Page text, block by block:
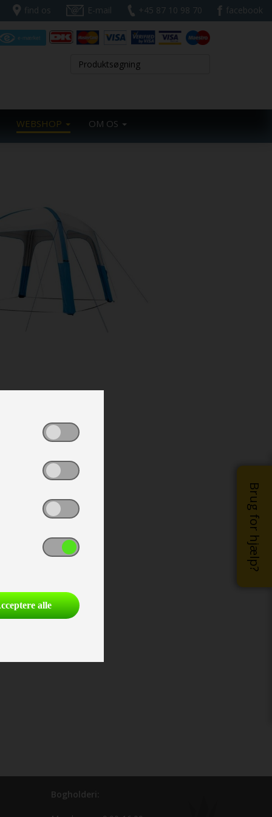
find os E-mail +45 87 10 98 70 facebook
WEBSHOP OM OS
Brug for hjælp?
Bogholderi:
alle